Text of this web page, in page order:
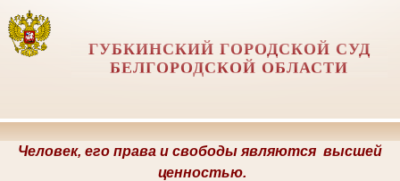
ГУБКИНСКИЙ ГОРОДСКОЙ СУД
БЕЛГОРОДСКОЙ ОБЛАСТИ
Человек, его права и свободы являются высшей
ценностью.